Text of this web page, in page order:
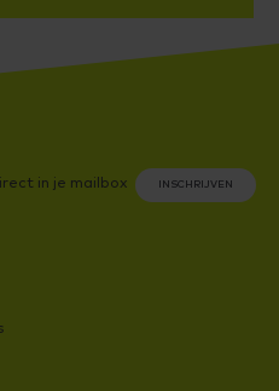
in je mailbox INSCHRIJVEN